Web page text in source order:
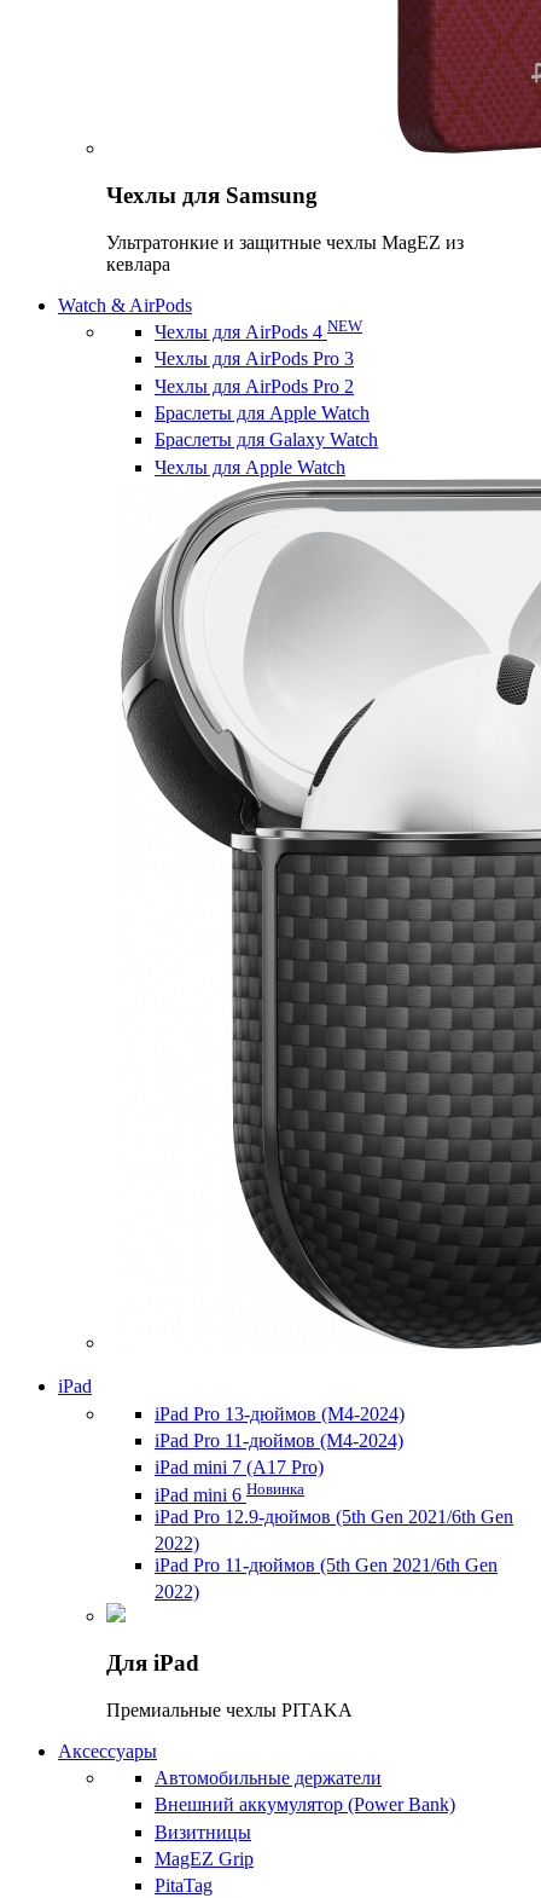
Чехлы для Samsung
Ультратонкие и защитные чехлы MagEZ из
кевлара
Watch & AirPods
Чехлы для AirPods 4 NEW
Чехлы для AirPods Pro 3
Чехлы для AirPods Pro 2
Браслеты для Apple Watch
Браслеты для Galaxy Watch
Чехлы для Apple Watch
iPad
iPad Pro 13-дюймов (M4-2024)
iPad Pro 11-дюймов (M4-2024)
iPad mini 7 (A17 Pro)
iPad mini 6 Новинка
iPad Pro 12.9-дюймов (5th Gen 2021/6th Gen
2022)
iPad Pro 11-дюймов (5th Gen 2021/6th Gen
2022)
Для iPad
Премиальные чехлы PITAKA
Аксессуары
Автомобильные держатели
Внешний аккумулятор (Power Bank)
Визитницы
MagEZ Grip
PitaTag